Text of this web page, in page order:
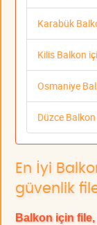
Karabük
Kilis Balkon
Osmaniye
Düzce
En İyi
güvenlik
Balkon için